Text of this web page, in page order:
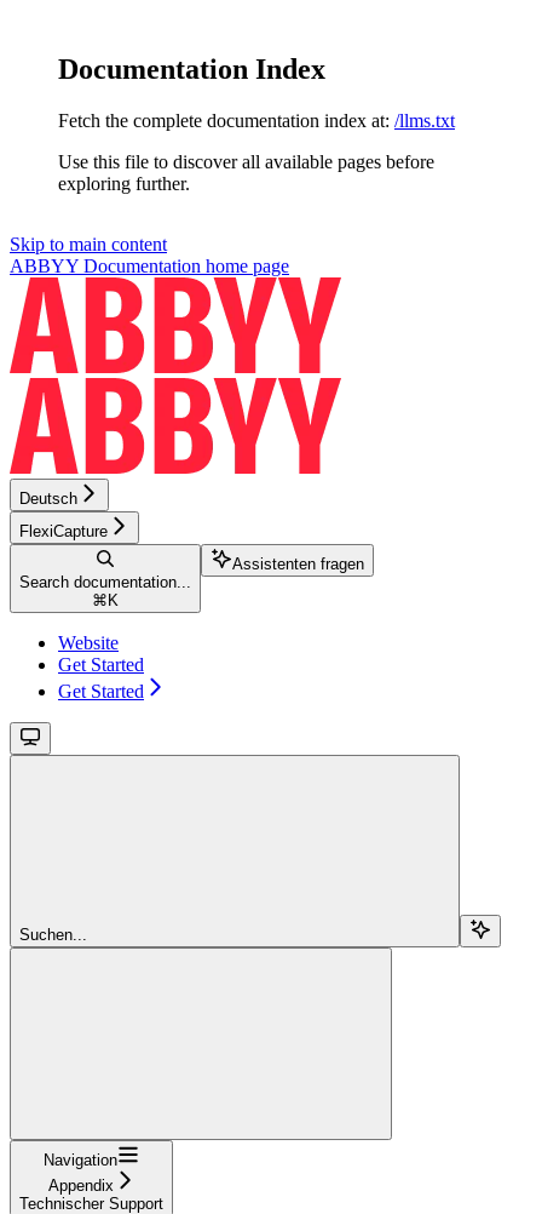
Documentation Index
Fetch the complete documentation index at: /llms.txt
Use this file to discover all available pages before
exploring further.
Skip to main content
ABBYY Documentation home page
Deutsch
FlexiCapture
Search documentation...
⌘ K
Assistenten fragen
Website
Get Started
Get Started
Suchen...
Navigation
Appendix
Technischer Support